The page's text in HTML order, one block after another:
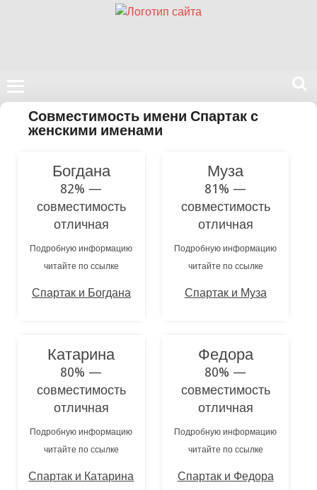
ПоискСовместимость имени Спартак с
женскими именами
Богдана
82% —
совместимость
отличная
Подробную информацию
читайте по ссылке
Спартак и Богдана
Муза
81% —
совместимость
отличная
Подробную информацию
читайте по ссылке
Спартак и Муза
Катарина
80% —
совместимость
отличная
Подробную информацию
читайте по ссылке
Спартак и Катарина
Федора
80% —
совместимость
отличная
Подробную информацию
читайте по ссылке
Спартак и Федора